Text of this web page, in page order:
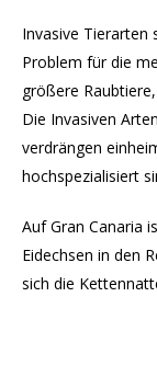
Invasive Tierarten
Problem für die
größere
Die Invasiven
verdrängen
hochspezialisiert
Auf Gran Canaria
Eidechsen in den
sich die